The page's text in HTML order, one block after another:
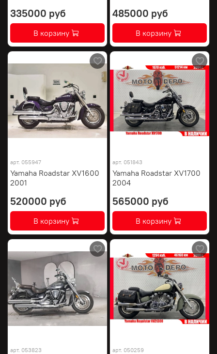
335000 руб
В корзину
485000 руб
В корзину
арт. 055947
Yamaha Roadstar XV1600
2001
520000 руб
В корзину
арт. 051843
Yamaha Roadstar XV1700
2004
565000 руб
В корзину
арт. 053823 арт. 050259